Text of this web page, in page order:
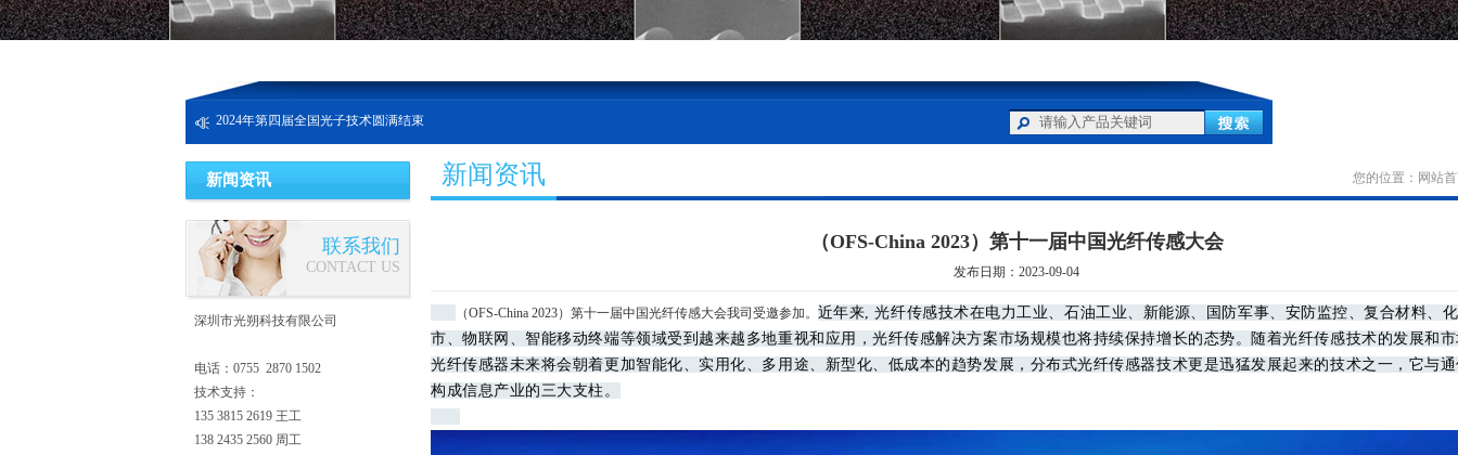
2024年第四届全国光子技术圆满结束
新闻资讯
联系我们
CONTACT US
深圳市光朔科技有限公司
电话：0755 2870 1502
技术支持：
135 3815 2619 王工
138 2435 2560 周工
新闻资讯 您的位置： 网站
（OFS-China 2023）第十一届中国光纤传感大会
发布日期：2023-09-04
（OFS-China 2023）第十一届中国光纤传感大会我司受邀参加。 近年来, 光纤传感技术在电力工业、石油工业、新能源、国防军事、安防监控、复合材料、
市、物联网、智能移动终端等领域受到越来越多地重视和应用，光纤传感解决方案市场规模也将持续保持增长的态势。随着光纤传感技术的发展和
光纤传感器未来将会朝着更加智能化、实用化、多用途、新型化、低成本的趋势发展，分布式光纤传感器技术更是迅猛发展起来的技术之一，它与
构成信息产业的三大支柱。